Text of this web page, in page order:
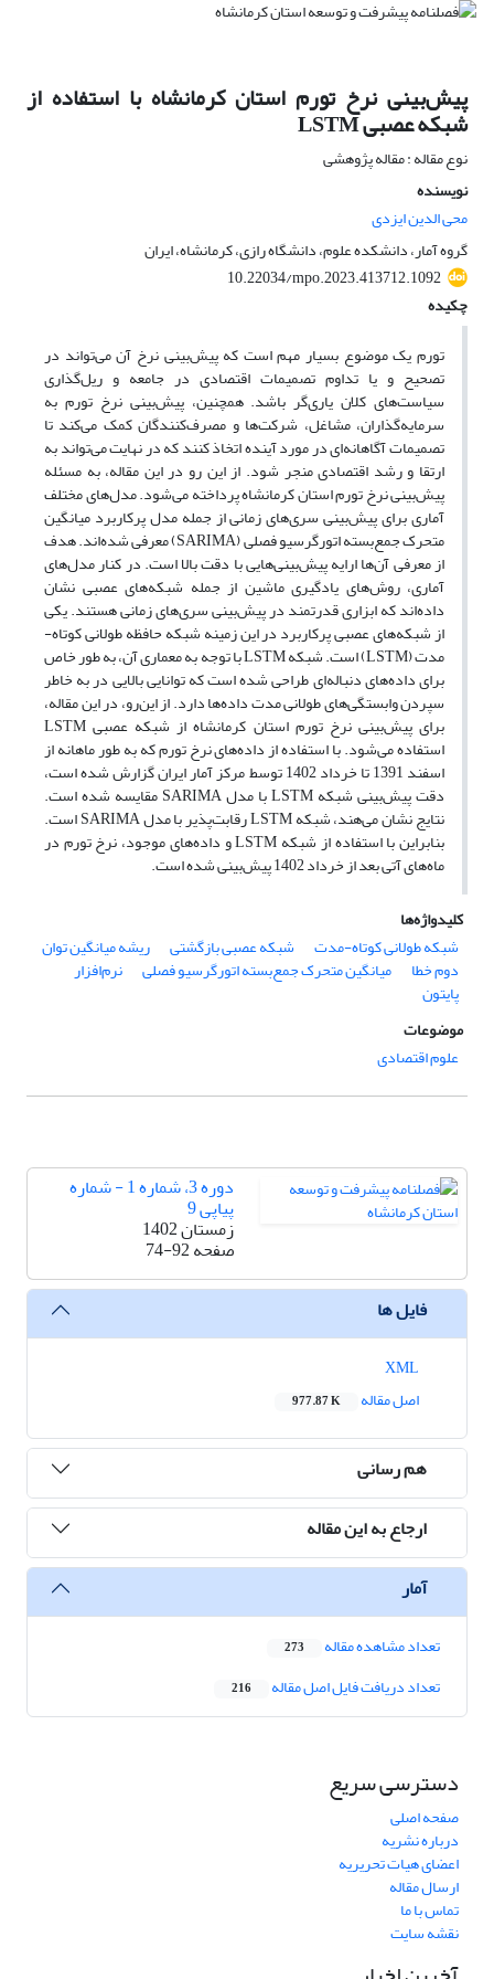
پیش‌بینی نرخ تورم استان کرمانشاه با استفاده از
شبکه عصبی LSTM
نوع مقاله : مقاله پژوهشی
نویسنده
محی الدین ایزدی
گروه آمار، دانشکده علوم، دانشگاه رازی، کرمانشاه، ایران
10.22034/mpo.2023.413712.1092
چکیده
تورم یک موضوع بسیار مهم است که پیش‌بینی نرخ آن می‌تواند در
تصحیح و یا تداوم تصمیمات اقتصادی در جامعه و ریل‌گذاری
سیاست‌های کلان یاری‌گر باشد. همچنین، پیش‌بینی نرخ تورم به
سرمایه‌گذاران، مشاغل، شرکت‌ها و مصرف‌کنندگان کمک می‌کند تا
تصمیمات آگاهانه‌ای در مورد آینده اتخاذ کنند که در نهایت می‌تواند به
ارتقا و رشد اقتصادی منجر شود. از این رو در این مقاله، به مسئله
پیش‌بینی نرخ تورم استان کرمانشاه پرداخته می‌شود. مدل‌های مختلف
آماری برای پیش‌بینی سری‌های زمانی از جمله مدل پرکاربرد میانگین
متحرک جمع‌بسته اتورگرسیو فصلی (SARIMA) معرفی شده‌اند. هدف
از معرفی آن‌ها ارایه پیش‌بینی‌هایی با دقت بالا است. در کنار مدل‌های
آماری، روش‌های یادگیری ماشین از جمله شبکه‌های عصبی نشان
داده‌اند که ابزاری قدرتمند در پیش‌بینی سری‌های زمانی هستند. یکی
از شبکه‌های عصبی پرکاربرد در این زمینه شبکه حافظه طولانی کوتاه-
مدت (LSTM) است. شبکه LSTM با توجه به معماری آن‌، به طور خاص
برای داده‌های دنباله‌ای طراحی شده‌ است که توانایی بالایی در به خاطر
سپردن وابستگی‌های طولانی مدت داده‌ها دارد. از این‌رو، در این مقاله،
برای پیش‌بینی نرخ تورم استان کرمانشاه از شبکه عصبی LSTM
استفاده می‌شود. با استفاده از داده‌های ‌نرخ تورم که به طور ماهانه از
اسفند 1391 تا خرداد 1402 توسط مرکز آمار ایران گزارش شده است،
دقت پیش‌بینی شبکه LSTM با مدل SARIMA مقایسه شده است.
نتایج نشان می‌هند، شبکه LSTM رقابت‌پذیر با مدل SARIMA است.
بنابراین با استفاده از شبکه LSTM و داده‌های موجود، نرخ تورم در
ماه‌های آتی بعد از خرداد 1402 پیش‌بینی شده است.
کلیدواژه‌ها
شبکه طولانی کوتاه-مدت
شبکه عصبی بازگشتی ریشه میانگین توان
دوم خطا میانگین متحرک جمع‌بسته اتورگرسیو فصلی نرم‌افزار
پایتون
موضوعات
علوم اقتصادی
دوره 3، شماره 1 - شماره
پیاپی 9
زمستان 1402
صفحه74-92
فایل ها
اصل مقاله
977.87 K
هم رسانی
ارجاع به این مقاله
آمار
تعداد مشاهده مقاله 273
تعداد دریافت فایل اصل مقاله 216
دسترسی سریع
صفحه اصلی
درباره نشریه
اعضای هیات تحریریه
ارسال مقاله
تماس با ما
نقشه سایت